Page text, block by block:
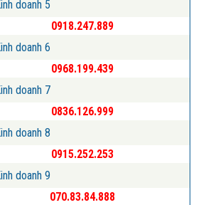
doanh 5
0918.247.889
doanh 6
0968.199.439
doanh 7
0836.126.999
doanh 8
0915.252.253
doanh 9
070.83.84.888